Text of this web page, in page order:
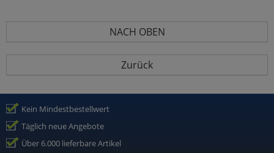
NACH OBEN
Zurück
Kein Mindestbestellwert
Täglich neue Angebote
Über 6.000 lieferbare Artikel